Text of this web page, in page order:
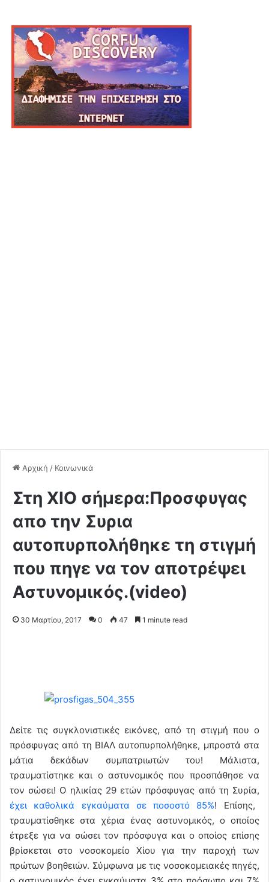
Αρχική / Κοινωνικά
Στη ΧΙΟ σήμερα:Προσφυγας
απο την Συρια
αυτοπυρπολήθηκε τη στιγμή
που πηγε να τον αποτρέψει
Αστυνομικός.(video)
30 Μαρτίου, 2017 0 47 1 minute read
Δείτε τις συγκλονιστικές εικόνες, από τη στιγμή που ο
πρόσφυγας από τη ΒΙΑΛ αυτοπυρπολήθηκε, μπροστά στα
μάτια δεκάδων συμπατριωτών του! Μάλιστα,
τραυματίστηκε και ο αστυνομικός που προσπάθησε να
τον σώσει! Ο ηλικίας 29 ετών πρόσφυγας από τη Συρία,
έχει καθολικά εγκαύματα σε ποσοστό 85%! Επίσης,
τραυματίσθηκε στα χέρια ένας αστυνομικός, ο οποίος
έτρεξε για να σώσει τον πρόσφυγα και ο οποίος επίσης
βρίσκεται στο νοσοκομείο Χίου για την παροχή των
πρώτων βοηθειών. Σύμφωνα με τις νοσοκομειακές πηγές,